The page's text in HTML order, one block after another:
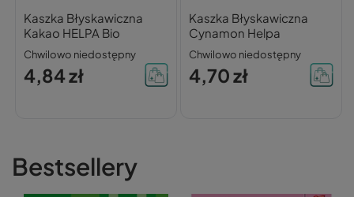
Kaszka Błyskawiczna
Kakao HELPA Bio
Chwilowo niedostępny
4,84 zł
Kaszka Błyskawiczna
Cynamon Helpa
Chwilowo niedostępny
4,70 zł
Bestsellery